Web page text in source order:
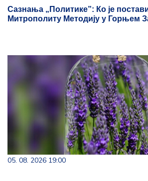
Сазнања „Политике”: Ко је
Митрополиту Методију у Горњем
05. 08. 2026 19:00